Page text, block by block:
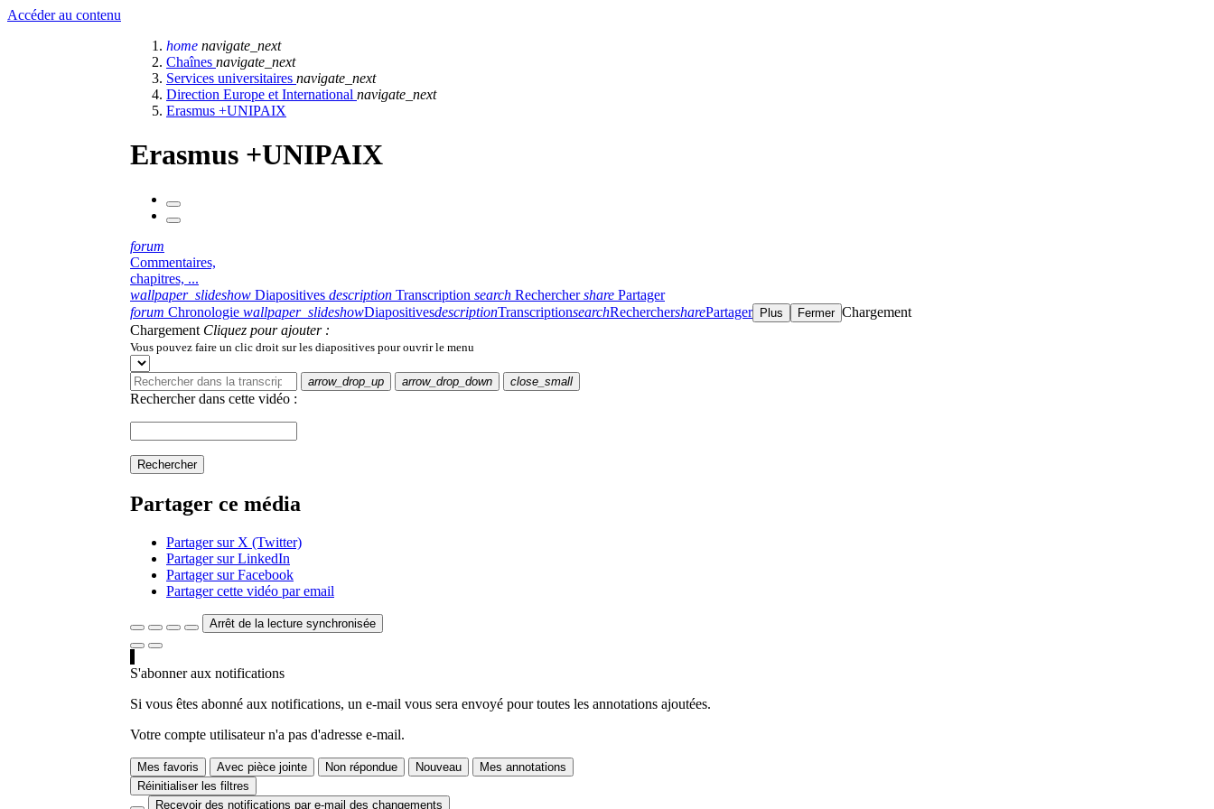
Accéder au contenu
home navigate_next
Chaînes navigate_next
Services universitaires navigate_next
Direction Europe et International navigate_next
Erasmus +UNIPAIX
Erasmus +UNIPAIX
forum
Commentaires,
chapitres, ...
wallpaper_slideshow Diapositives description Transcription search Rechercher share Partager
forum Chronologie wallpaper_slideshowDiapositivesdescriptionTranscriptionsearchRecherchersharePartager Plus Fermer Chargement
Chargement Cliquez pour ajouter :
Vous pouvez faire un clic droit sur les diapositives pour ouvrir le menu
arrow_drop_up arrow_drop_down close_small
Rechercher dans cette vidéo :
Rechercher
Partager ce média
Partager sur X (Twitter)
Partager sur LinkedIn
Partager sur Facebook
Partager cette vidéo par email
Arrêt de la lecture synchronisée
S'abonner aux notifications
Si vous êtes abonné aux notifications, un e-mail vous sera envoyé pour toutes les annotations ajoutées.
Votre compte utilisateur n'a pas d'adresse e-mail.
Mes favoris Avec pièce jointe Non répondue Nouveau
Mes annotations
Réinitialiser les filtres
Recevoir des notifications par e-mail des changements